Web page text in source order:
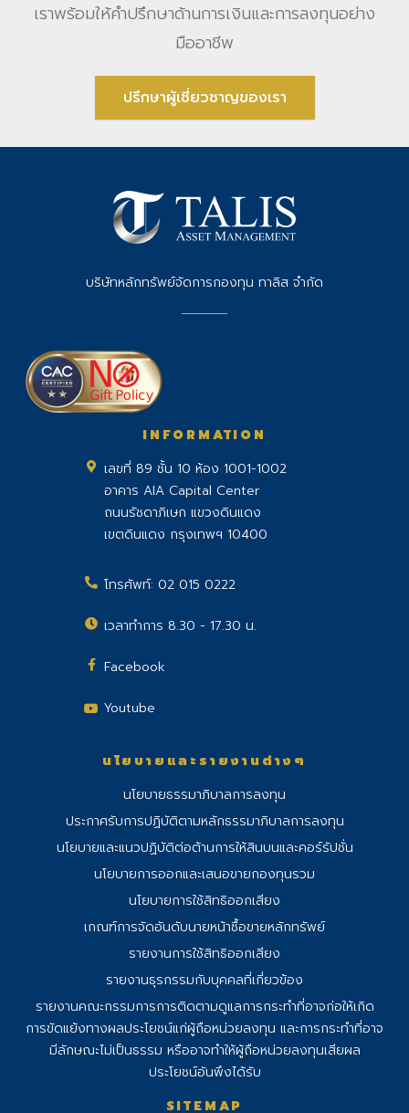
เราพร้อมให้คําปรึกษาด้านการเงินและการลงทุนอย่าง
มืออาชีพ
ปรึกษาผู้เชี่ยวชาญของเรา
บริษัทหลักทรัพย์จัดการกองทุน ทาลิส จำกัด
INFORMATION
เลขที่ 89 ชั้น 10 ห้อง 1001-1002
อาคาร AIA Capital Center
ถนนรัชดาภิเษก แขวงดินแดง
เขตดินแดง กรุงเทพฯ 10400
โทรศัพท์: 02 015 0222
เวลาทำการ 8.30 - 17.30 น.
Facebook
Youtube
นโยบายและรายงานต่างๆ
นโยบายธรรมาภิบาลการลงทุน
ประกาศรับการปฏิบัติตามหลักธรรมาภิบาลการลงทุน
นโยบายและแนวปฏิบัติต่อต้านการให้สินบนและคอร์รัปชั่น
นโยบายการออกและเสนอขายกองทุนรวม
นโยบายการใช้สิทธิออกเสียง
เกณฑ์การจัดอันดับนายหน้าซื้อขายหลักทรัพย์
รายงานการใช้สิทธิออกเสียง
รายงานธุรกรรมกับบุคคลที่เกี่ยวข้อง
รายงานคณะกรรมการการติดตามดูแลการกระทําที่อาจก่อให้เกิด
การขัดแย้งทางผลประโยชน์แก่ผู้ถือหน่วยลงทุน และการกระทําที่อาจ
มีลักษณะไม่เป็นธรรม หรืออาจทําให้ผู้ถือหน่วยลงทุนเสียผล
ประโยชน์อันพึงได้รับ
SITEMAP